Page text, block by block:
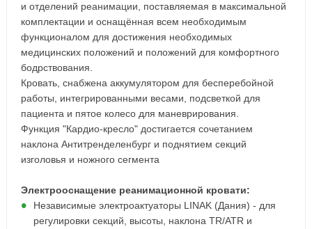
и отделений реанимации, поставляемая в максимальной
комплектации и оснащённая всем необходимым
функционалом для достижения необходимых
медицинских положений и положений для комфортного
бодрствования.
Кровать, снабжена аккумулятором для бесперебойной
работы, интегрированными весами, подсветкой для
пациента и пятое колесо для маневрирования.
Функция "Кардио-кресло" достигается сочетанием
наклона Антитренделенбург и поднятием секций
изголовья и ножного сегмента
Электрооснащение реанимационной кровати:
Независимые электроактуаторы LINAK (Дания) - для
регулировки секций, высоты, наклона TR/ATR и